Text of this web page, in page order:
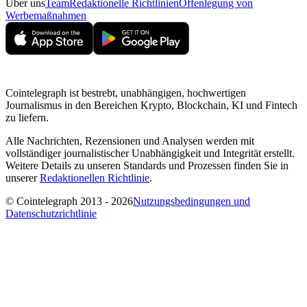
Über unsTeamRedaktionelle RichtlinienOffenlegung von
Werbemaßnahmen
Cointelegraph ist bestrebt, unabhängigen, hochwertigen
Journalismus in den Bereichen Krypto, Blockchain, KI und Fintech
zu liefern.
Alle Nachrichten, Rezensionen und Analysen werden mit
vollständiger journalistischer Unabhängigkeit und Integrität erstellt.
Weitere Details zu unseren Standards und Prozessen finden Sie in
unsererRedaktionellen Richtlinie.
© Cointelegraph 2013 - 2026Nutzungsbedingungen und
Datenschutzrichtlinie